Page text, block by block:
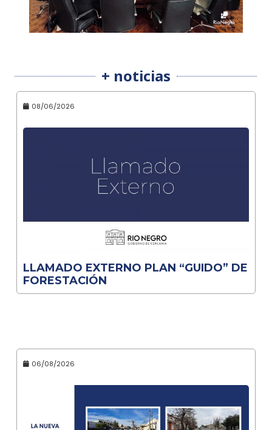
+ noticias
08/06/2026
LLAMADO EXTERNO PLAN “GUIDO” DE
FORESTACIÓN
06/08/2026